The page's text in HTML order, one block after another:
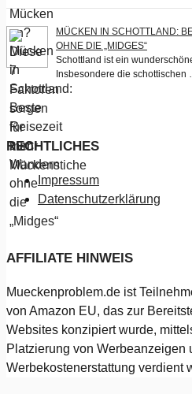
MÜCKEN IN SCHOTTLAND:
OHNE DIE „MIDGES“
Schottland ist ein
Insbesondere die schottischen …
RECHTLICHES
Impressum
Datenschutzerklärung
AFFILIATE HINWEIS
Mueckenproblem.de ist
von Amazon EU, das zur
Websites konzipiert wurde,
Platzierung von Werbeanzeigen
Werbekostenerstattung verdient